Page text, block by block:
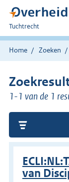
U
bent
hier:
Tuchtrecht
Home Zoeken
1-1 van de 1
van